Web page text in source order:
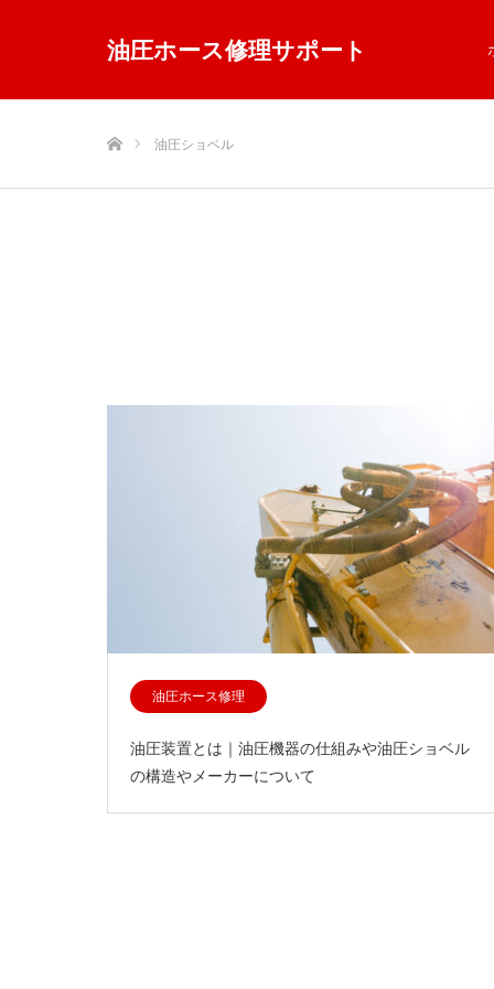
油圧ホース修理サポート
油圧ショベル
油圧ホース修理
油圧装置とは｜油圧機器の仕組みや油圧ショベル
の構造やメーカーについて